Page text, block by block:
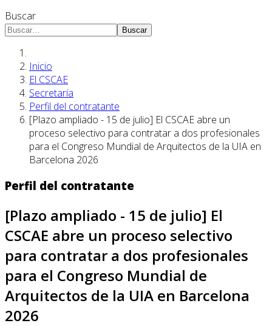
Buscar
Buscar
Inicio
El CSCAE
Secretaría
Perfil del contratante
[Plazo ampliado - 15 de julio] El CSCAE abre un
proceso selectivo para contratar a dos profesionales
para el Congreso Mundial de Arquitectos de la UIA en
Barcelona 2026
Perfil del contratante
[Plazo ampliado - 15 de julio] El
CSCAE abre un proceso selectivo
para contratar a dos profesionales
para el Congreso Mundial de
Arquitectos de la UIA en Barcelona
2026